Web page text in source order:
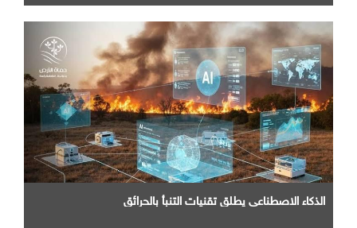
الذكاء الاصطناعي يطلق تقنيات التنبأ بالحرائق